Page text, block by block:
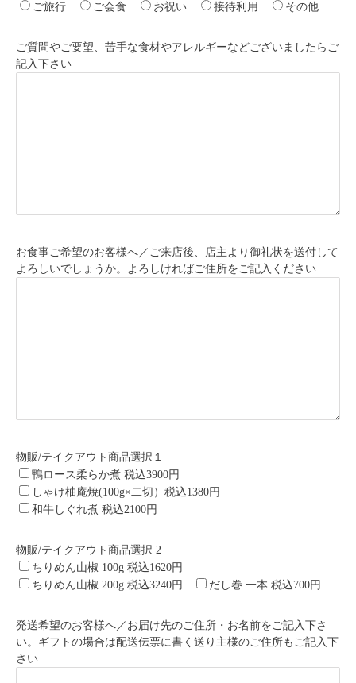
ご旅行
ご会食 お祝い 接待利用 その他
ご質問やご要望、苦手な食材やアレルギーなどございましたらご
記入下さい
お食事ご希望のお客様へ／ご来店後、店主より御礼状を送付して
よろしいでしょうか。よろしければご住所をご記入ください
物販/テイクアウト商品選択１
鴨ロース柔らか煮 税込3900円
しゃけ柚庵焼(100g×二切）税込1380円
和牛しぐれ煮 税込2100円
物販/テイクアウト商品選択 2
ちりめん山椒 100g 税込1620円
ちりめん山椒 200g 税込3240円
だし巻 一本 税込700円
発送希望のお客様へ／お届け先のご住所・お名前をご記入下さ
い。ギフトの場合は配送伝票に書く送り主様のご住所もご記入下
さい